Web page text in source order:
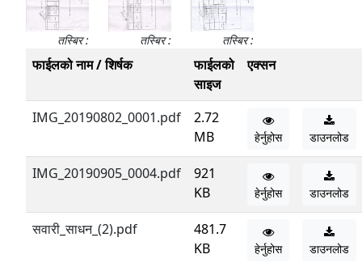
तस्बिर : तस्बिर : तस्बिर :
फाईलको नाम / शिर्षक
फाईलको
साइज
एक्सन
IMG_20190802_0001.pdf
2.72
MB
हेर्नुहोस डाउनलोड
IMG_20190905_0004.pdf
921
KB
हेर्नुहोस डाउनलोड
सवारी_साधन_(2).pdf
481.7
KB
हेर्नुहोस डाउनलोड